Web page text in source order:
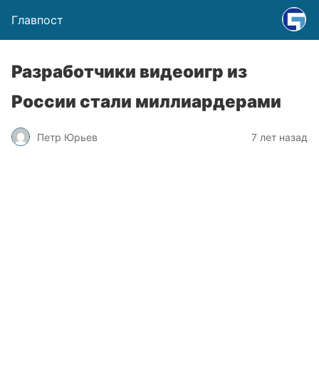
Главпост
Разработчики видеоигр из
России стали миллиардерами
Петр Юрьев 7 лет назад